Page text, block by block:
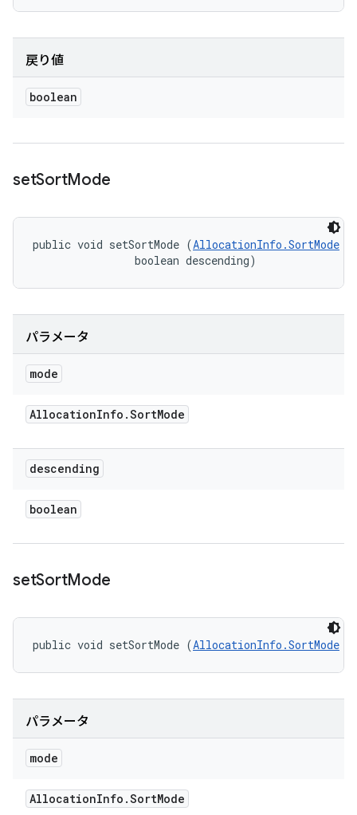
戻り値
boolean
setSortMode
public void setSortMode (AllocationInfo.SortMode
                boolean descending)
パラメータ
mode
AllocationInfo .SortMode
descending
boolean
setSortMode
public void setSortMode (AllocationInfo.SortMode
パラメータ
mode
AllocationInfo .SortMode